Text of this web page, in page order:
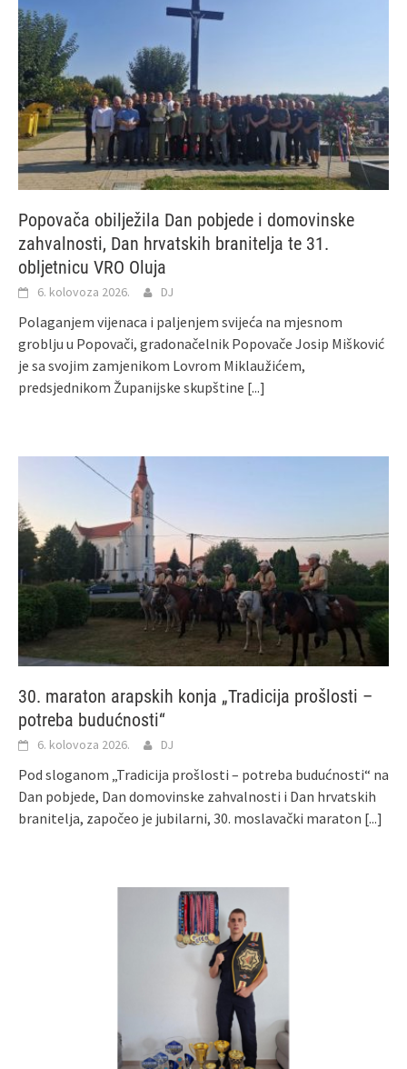
Popovača obilježila Dan pobjede i domovinske
zahvalnosti, Dan hrvatskih branitelja te 31.
obljetnicu VRO Oluja
6. kolovoza 2026. DJ
Polaganjem vijenaca i paljenjem svijeća na mjesnom
groblju u Popovači, gradonačelnik Popovače Josip Mišković
je sa svojim zamjenikom Lovrom Miklaužićem,
predsjednikom Županijske skupštine [...]
30. maraton arapskih konja „Tradicija prošlosti –
potreba budućnosti“
6. kolovoza 2026. DJ
Pod sloganom „Tradicija prošlosti – potreba budućnosti“ na
Dan pobjede, Dan domovinske zahvalnosti i Dan hrvatskih
branitelja, započeo je jubilarni, 30. moslavački maraton [...]